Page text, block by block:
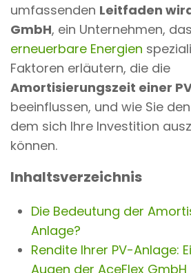
umfassenden Leitfaden
GmbH, ein Unternehmen,
erneuerbare Energien
Faktoren erläutern, die die
Amortisierungszeit einer
beeinflussen, und wie Sie
dem sich Ihre Investition
können.
Inhaltsverzeichnis
Die Bedeutung der
Anlage?
Rendite Ihrer PV-Anlage:
Augen der AceFlex GmbH